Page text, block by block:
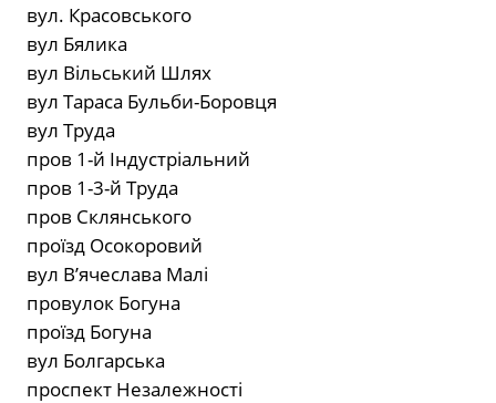
вул. Красовського
вул Бялика
вул Вільський Шлях
вул Тараса Бульби-Боровця
вул Труда
пров 1-й Індустріальний
пров 1-3-й Труда
пров Склянського
проїзд Осокоровий
вул В’ячеслава Малі
провулок Богуна
проїзд Богуна
вул Болгарська
проспект Незалежності